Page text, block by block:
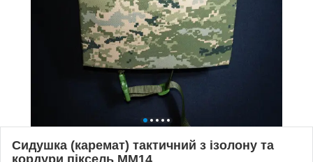
Сидушка (каремат) тактичний з ізолону та
кордури піксель ММ14